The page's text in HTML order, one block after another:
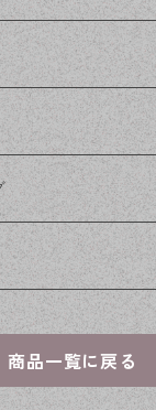
商品一覧に戻る